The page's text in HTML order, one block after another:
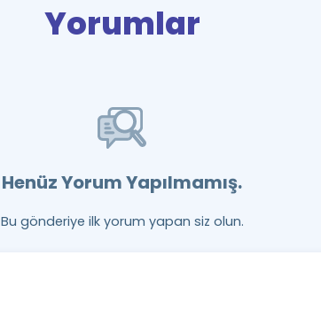
Yorumlar
Henüz Yorum Yapılmamış.
Bu gönderiye ilk yorum yapan siz olun.